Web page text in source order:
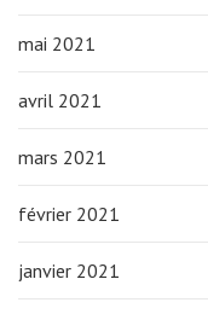
mai 2021
avril 2021
mars 2021
février 2021
janvier 2021